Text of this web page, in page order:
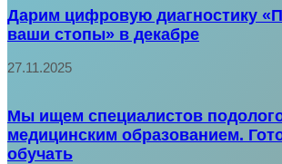
Дарим цифровую диагностику
ваши стопы» в декабре
27.11.2025
Мы ищем специалистов
медицинским образованием.
обучать